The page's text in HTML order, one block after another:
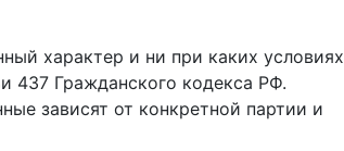
характер и ни при каких условиях
437 Гражданского кодекса РФ.
зависят от конкретной партии и